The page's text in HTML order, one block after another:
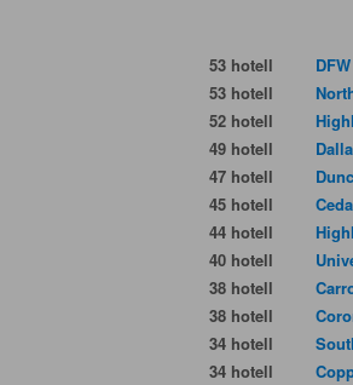
53 hotell
53 hotell
52 hotell
49 hotell
47 hotell
45 hotell
44 hotell
40 hotell
38 hotell
38 hotell
34 hotell
34 hotell